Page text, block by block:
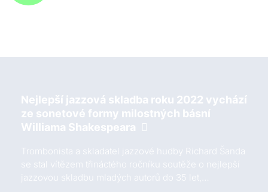
Nejlepší jazzová skladba roku 2022 vychází
ze sonetové formy milostných básní
Williama Shakespeara
Trombonista a skladatel jazzové hudby Richard Šanda
se stal vítězem třináctého ročníku soutěže o nejlepší
jazzovou skladbu mladých autorů do 35 let,…